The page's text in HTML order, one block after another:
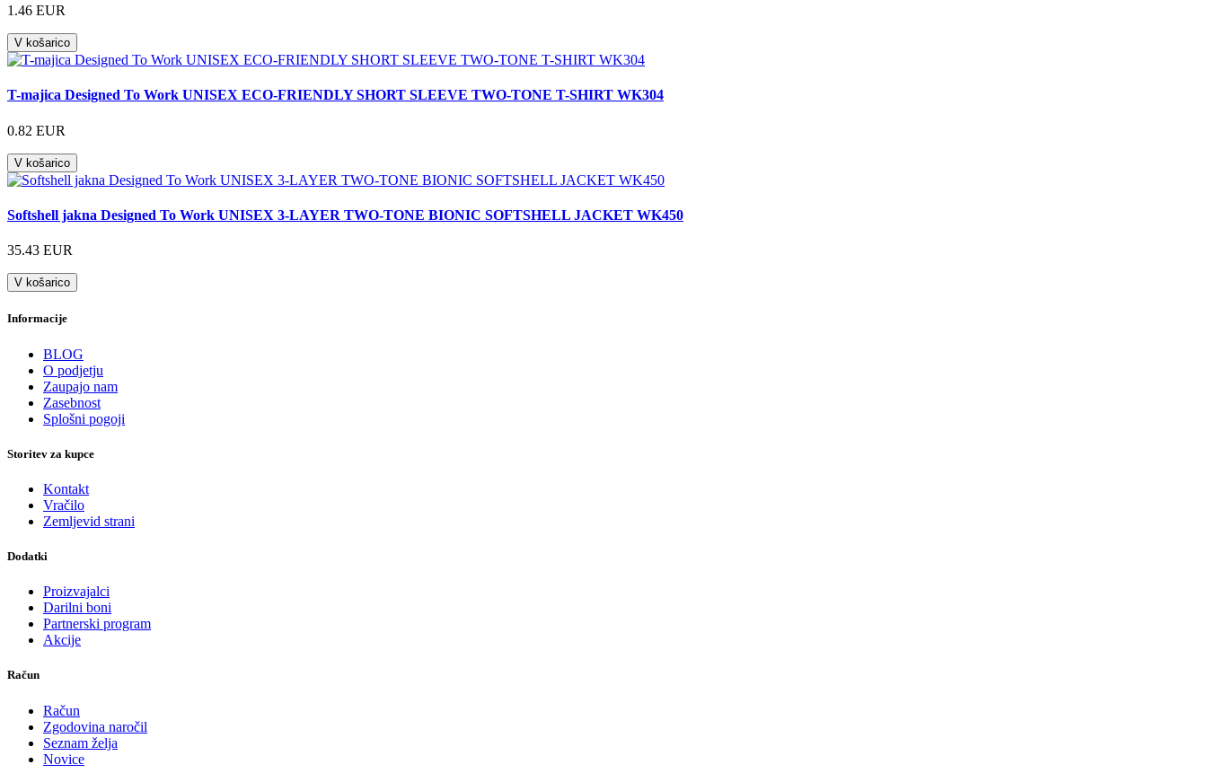
1.46 EUR
V košarico
T-majica Designed To Work UNISEX ECO-FRIENDLY SHORT SLEEVE TWO-TONE T-SHIRT WK304
0.82 EUR
V košarico
Softshell jakna Designed To Work UNISEX 3-LAYER TWO-TONE BIONIC SOFTSHELL JACKET WK450
35.43 EUR
V košarico
Informacije
BLOG
O podjetju
Zaupajo nam
Zasebnost
Splošni pogoji
Storitev za kupce
Kontakt
Vračilo
Zemljevid strani
Dodatki
Proizvajalci
Darilni boni
Partnerski program
Akcije
Račun
Račun
Zgodovina naročil
Seznam želja
Novice